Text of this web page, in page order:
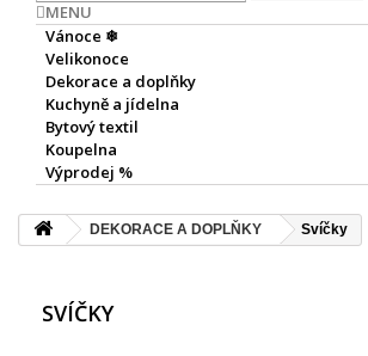
MENU
Vánoce ❄
Velikonoce
Dekorace a doplňky
Kuchyně a jídelna
Bytový textil
Koupelna
Výprodej %
DEKORACE A DOPLŇKY Svíčky
SVÍČKY